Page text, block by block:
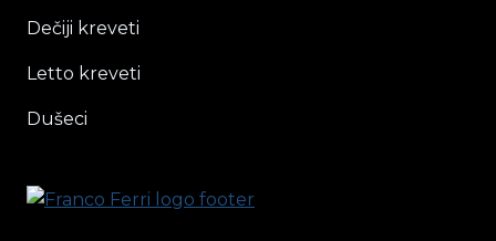
Dečiji kreveti
Letto kreveti
Dušeci